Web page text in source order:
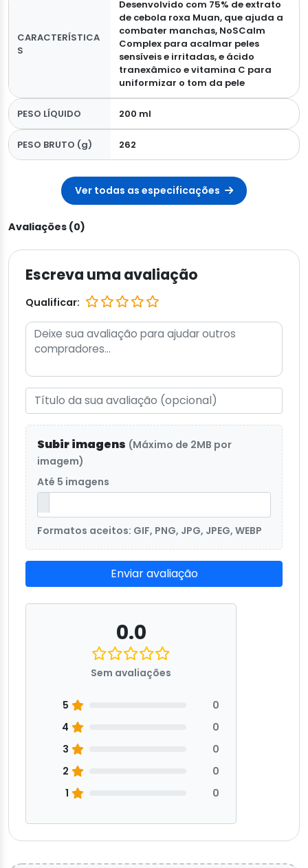
CARACTERÍSTICA
S
Desenvolvido com 75% de extrato
de cebola roxa Muan, que ajuda a
combater manchas, NoSCalm
Complex para acalmar peles
sensíveis e irritadas, e ácido
tranexâmico e vitamina C para
uniformizar o tom da pele
PESO LÍQUIDO 200 ml
PESO BRUTO (g) 262
Ver todas as especificações
Avaliações (0)
Escreva uma avaliação
Qualificar:
Subir imagens (Máximo de 2MB por
imagem)
Até 5 imagens
Formatos aceitos: GIF, PNG, JPG, JPEG, WEBP
Enviar avaliação
0.0
Sem avaliações
5
0
4
0
3
0
2
0
1
0